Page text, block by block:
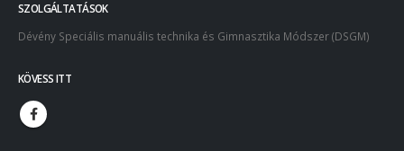
SZOLGÁLTATÁSOK
Dévény Speciális manuális technika és Gimnasztika Módszer (DSGM)
KÖVESS ITT